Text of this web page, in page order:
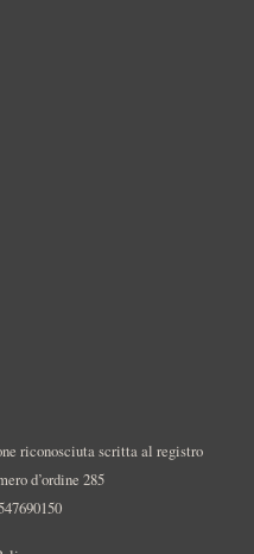
riconosciuta scritta al registro
d’ordine 285